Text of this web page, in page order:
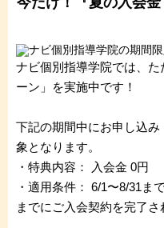
ナビ個別指導学院では、
ーン」を実施中です！
下記の期間中にお申し込
象となります。
・特典内容： 入会金 0円
・適用条件： 6/1〜8/31ま
までにご入会契約を完了さ